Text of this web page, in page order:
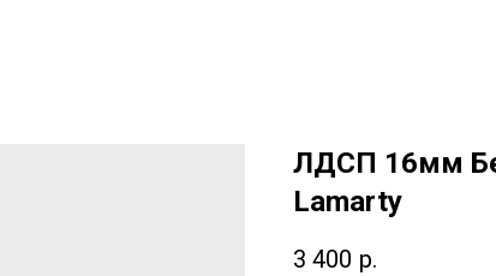
ЛДСП 16мм
Lamarty
3 400 р.